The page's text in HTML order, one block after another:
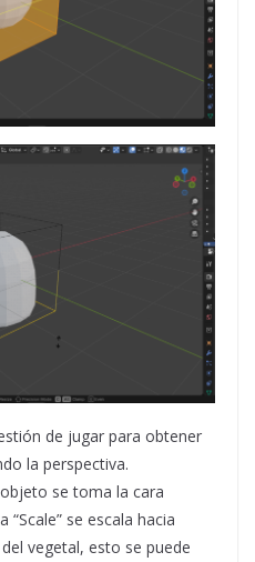
de jugar para obtener
la perspectiva.
se toma la cara
se escala hacia
vegetal, esto se puede